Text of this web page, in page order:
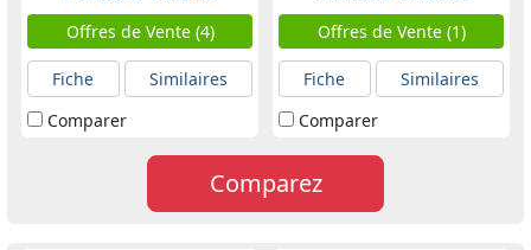
Offres de Vente (4)
Fiche
Similaires
Comparer
Offres de Vente (1)
Fiche
Similaires
Comparer
Comparez